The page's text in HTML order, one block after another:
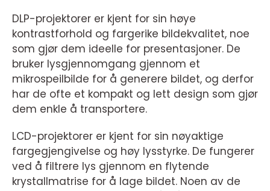
DLP-projektorer er kjent for sin høye
kontrastforhold og fargerike bildekvalitet, noe
som gjør dem ideelle for presentasjoner. De
bruker lysgjennomgang gjennom et
mikrospeilbilde for å generere bildet, og derfor
har de ofte et kompakt og lett design som gjør
dem enkle å transportere.
LCD-projektorer er kjent for sin nøyaktige
fargegjengivelse og høy lysstyrke. De fungerer
ved å filtrere lys gjennom en flytende
krystallmatrise for å lage bildet. Noen av de